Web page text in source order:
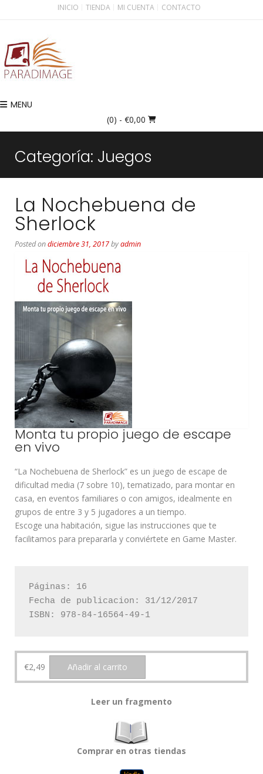
INICIO TIENDA MI CUENTA CONTACTO
MENU
(0) - €0,00
Categoría: Juegos
La Nochebuena de
Sherlock
Posted ondiciembre 31, 2017byadmin
Monta tu propio juego de escape
en vivo
“La Nochebuena de Sherlock” es un juego de escape de
dificultad media (7 sobre 10), tematizado, para montar en
casa, en eventos familiares o con amigos, idealmente en
grupos de entre 3 y 5 jugadores a un tiempo.
Escoge una habitación, sigue las instrucciones que te
facilitamos para prepararla y conviértete en Game Master.
Páginas: 16
Fecha de publicacion: 31/12/2017
ISBN: 978-84-16564-49-1
€2,49 Añadir al carrito
Leer un fragmento
Comprar en otras tiendas